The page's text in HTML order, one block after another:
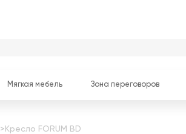
Мягкая мебель Зона переговоров
> Кресло FORUM BD